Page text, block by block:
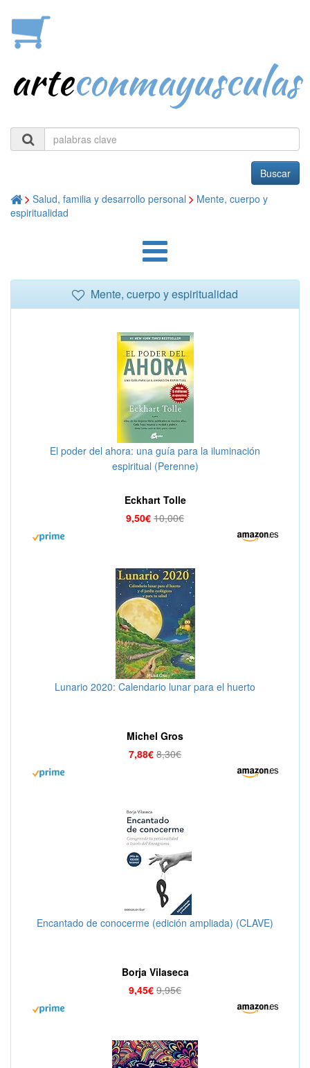
arteconmayusculas
Buscar
Salud, familia y desarrollo personal
Mente, cuerpo y
espiritualidad
Mente, cuerpo y espiritualidad
El poder del ahora: una guía para la iluminación
espiritual (Perenne)
Eckhart Tolle
9,50€ 10,00€
Lunario 2020: Calendario lunar para el huerto
Michel Gros
7,88€ 8,30€
Encantado de conocerme (edición ampliada) (CLAVE)
Borja Vilaseca
9,45€ 9,95€